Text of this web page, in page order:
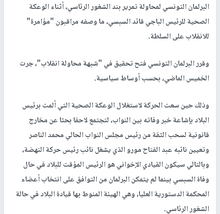
البرلمان التونسي لمحاولة تمرير بند الشغور الرئاسي، أثناء الوعكة
الصحية للرئيس الباجي قائد السبسي، ما وصفه مراقبون "مؤامرة"
للانقلاب على السلطة.
وقرر البرلمان التونسي فتح تحقيق في "شبهة محاولة انقلاب"، جرت
الخميس الماضي، بحسب أوساط سياسية.
وذلك حين سعت الحركة لاستغلال الوعكة الصحية التي ألمت برئيس
البلاد بإشاعة خبر وفاته بين النواب، لتجتمع لاحقا بحثا عن مخارج
قانونية لسحب الثقة من رئيس مجلس النواب الحالي محمد الناصر
وتعيين نائبه عبد الفتاح مورو الذي يشغل نائب رئيس حركة النهضة،
وبالتالي سيكون القيادي الإخواني هو الرئيس المؤقت للبلاد في حال
وفاة السبسي بينما لم يتمكن البرلمان من التوافق على انتخاب أعضاء
المحكمة الدستورية العليا، وهي الهيئة المنوط بها قيادة البلاد في حالة
الشغور الرئاسي.